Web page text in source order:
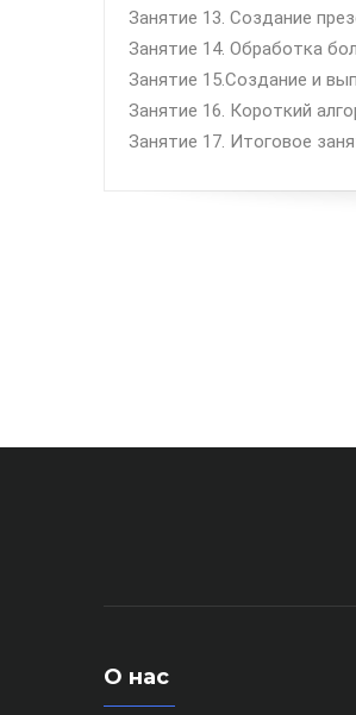
Занятие 13. Создание
Занятие 14. Обработка
Занятие 15.Создание и
Занятие 16. Короткий
Занятие 17. Итоговое
О нас